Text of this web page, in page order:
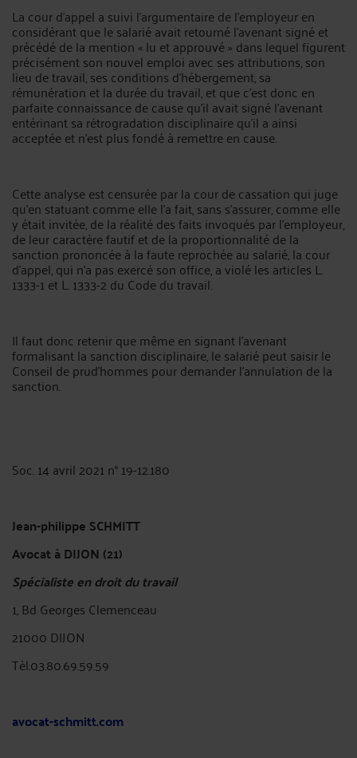
La cour d’appel a suivi l’argumentaire de l’employeur en
considérant que le salarié avait retourné l'avenant signé et
précédé de la mention « lu et approuvé » dans lequel figurent
précisément son nouvel emploi avec ses attributions, son
lieu de travail, ses conditions d'hébergement, sa
rémunération et la durée du travail, et que c'est donc en
parfaite connaissance de cause qu’il avait signé l'avenant
entérinant sa rétrogradation disciplinaire qu'il a ainsi
acceptée et n'est plus fondé à remettre en cause.
Cette analyse est censurée par la cour de cassation qui juge
qu’en statuant comme elle l’a fait, sans s'assurer, comme elle
y était invitée, de la réalité des faits invoqués par l'employeur,
de leur caractère fautif et de la proportionnalité de la
sanction prononcée à la faute reprochée au salarié, la cour
d'appel, qui n'a pas exercé son office, a violé les articles L.
1333-1 et L. 1333-2 du Code du travail.
Il faut donc retenir que même en signant l’avenant
formalisant la sanction disciplinaire, le salarié peut saisir le
Conseil de prud’hommes pour demander l’annulation de la
sanction.
Soc. 14 avril 2021 n° 19-12.180
Jean-philippe SCHMITT
Avocat à DIJON (21)
Spécialiste en droit du travail
1, Bd Georges Clemenceau
21000 DIJON
Tèl.03.80.69.59.59
avocat-schmitt.com